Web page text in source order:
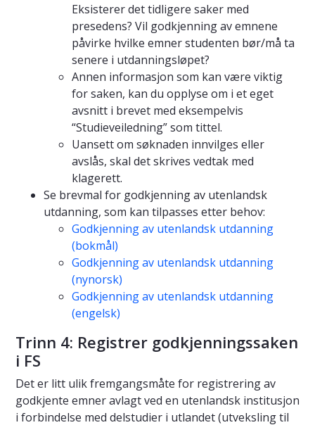
Eksisterer det tidligere saker med
presedens? Vil godkjenning av emnene
påvirke hvilke emner studenten bør/må ta
senere i utdanningsløpet?
Annen informasjon som kan være viktig
for saken, kan du opplyse om i et eget
avsnitt i brevet med eksempelvis
“Studieveiledning” som tittel.
Uansett om søknaden innvilges eller
avslås, skal det skrives vedtak med
klagerett.
Se brevmal for godkjenning av utenlandsk
utdanning, som kan tilpasses etter behov:
Godkjenning av utenlandsk utdanning
(bokmål)
Godkjenning av utenlandsk utdanning
(nynorsk)
Godkjenning av utenlandsk utdanning
(engelsk)
Trinn 4: Registrer godkjenningssaken
i FS
Det er litt ulik fremgangsmåte for registrering av
godkjente emner avlagt ved en utenlandsk institusjon
i forbindelse med delstudier i utlandet (utveksling til